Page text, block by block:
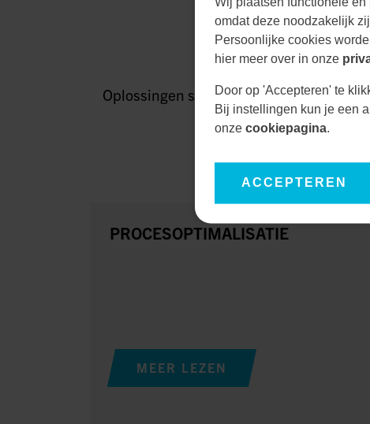
Oplossingen stellen ons in staat om
PROCESOPTIMALISATIE
MEER LEZEN
omdat deze noodzakelijk
Persoonlijke cookies
hier meer over in onze
Door op 'Accepteren' te
Bij instellingen kun je een
onze cookiepagina.
ACCEPTEREN